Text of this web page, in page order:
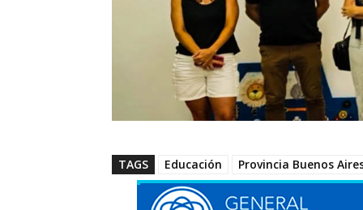
TAGS Educación Provincia Buenos